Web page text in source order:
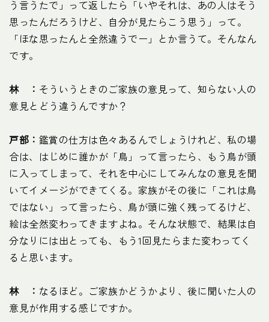
う言うたで」って返したら「いやそれは、あの人はそう
思ったんだろうけど、自分が見たらこう思う」って。
「ほな思ったんと全然違うでー」とか言うて。そんなん
です。
林 ： そういうときのご家族の意見って、知らない人の
意見とどう違うんですか？
戸部： 鑑賞の仕方は色々あるんでしょうけれど、私の場
合は、はじめに誰かが「鳥」って言ったら、もう鳥が頭
に入ってしまって、それを中心にしてみんなの意見を聞
いてイメージができてくる。家族がその後に「これは鳥
ではない」って言ったら、鳥が頭に強く残ってるけど、
絵は全然変わってきますよね。そんな状態で、結果は自
分なりには出とっても、もう1回見たらまた変わってく
ると思います。
林 ： なるほど。ご家族かどうかより、後に聞いた人の
意見が作用する感じですか。